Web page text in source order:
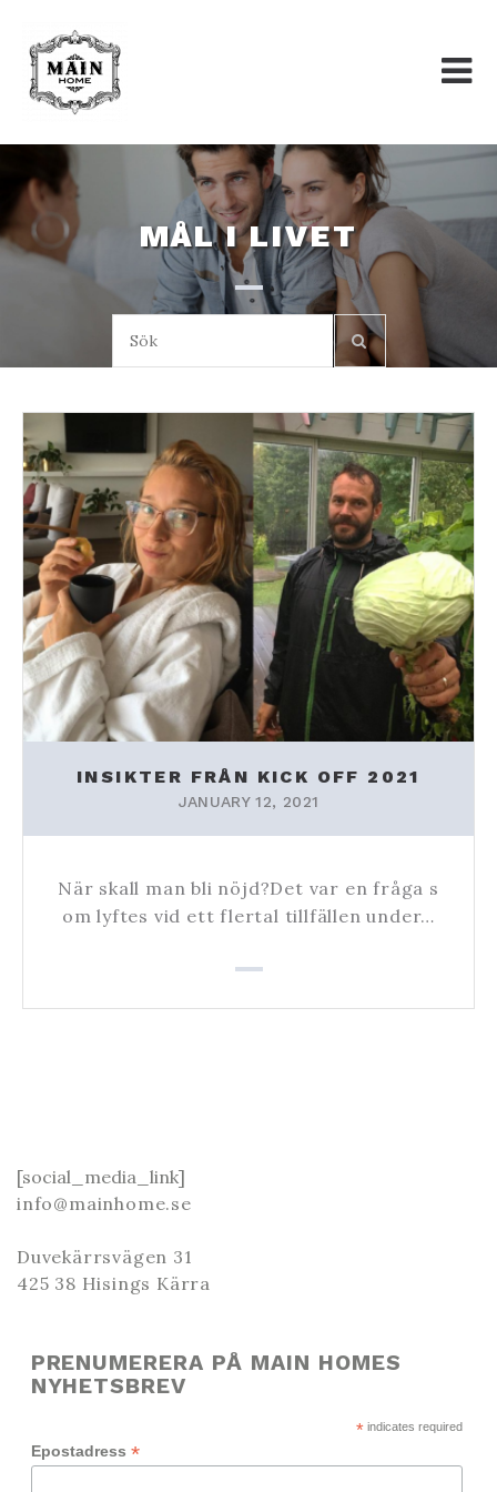
content
MÅL I LIVET
INSIKTER FRÅN KICK OFF 2021
JANUARY 12, 2021
När skall man bli nöjd?Det var en fråga s
om lyftes vid ett flertal tillfällen under…
[social_media_link]
info@mainhome.se
Duvekärrsvägen 31
425 38 Hisings Kärra
PRENUMERERA PÅ MAIN HOMES
NYHETSBREV
*indicates required
Epostadress *